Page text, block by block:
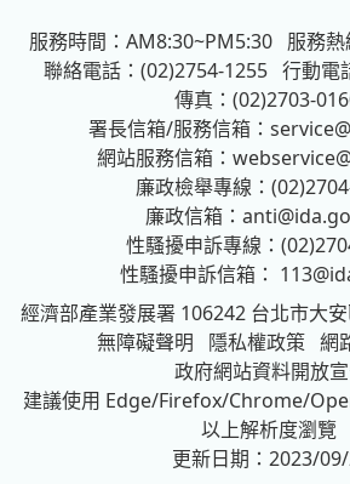
服務時間：AM8:30~PM5:30
服務
聯絡電話：(02)2754-1255 行動電
傳真：(02)2703-
署長信箱/服務信箱：
網站服務信箱：
廉政檢舉專線：
廉政信箱：
性騷擾申訴專線：
性騷擾申訴信箱：
經濟部產業發展署 106242 台北市大
無障礙聲明
隱私權政策 網
政府網站資料開放
建議使用 Edge/Firefox/Chrome/
以上解析度瀏覽
更新日期：2023/